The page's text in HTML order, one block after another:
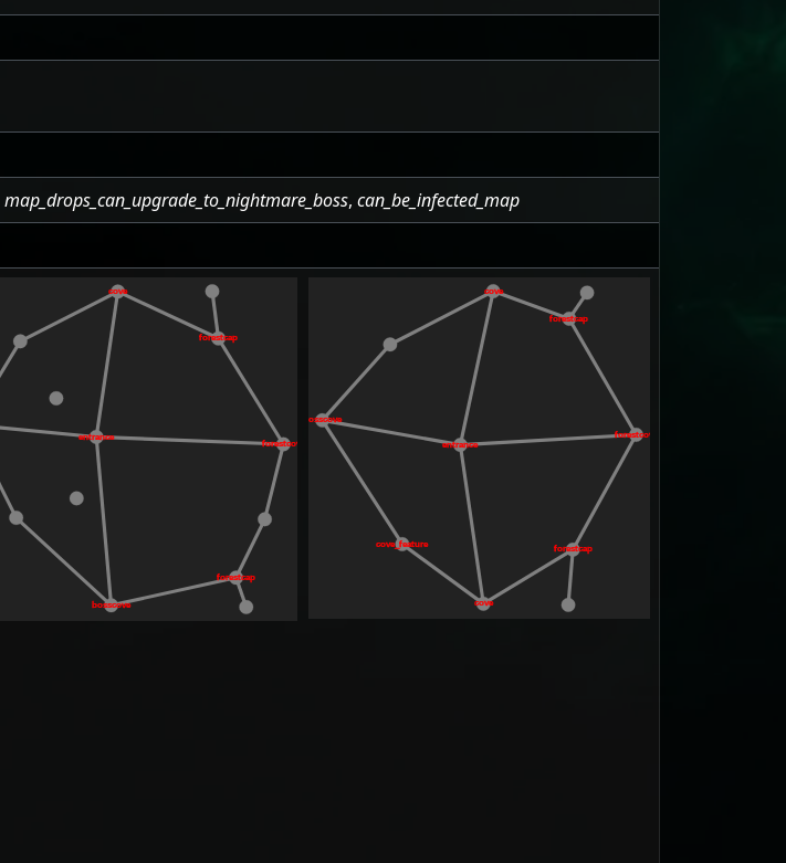
map_drops_can_upgrade_to_nightmare_boss, can_be_infected_map
bosscove
cove
forestcove
entrance
forestcap
forestcap
bosscove
forestcove
cove
cove
entrance
forestcap
cove_feature
forestcap